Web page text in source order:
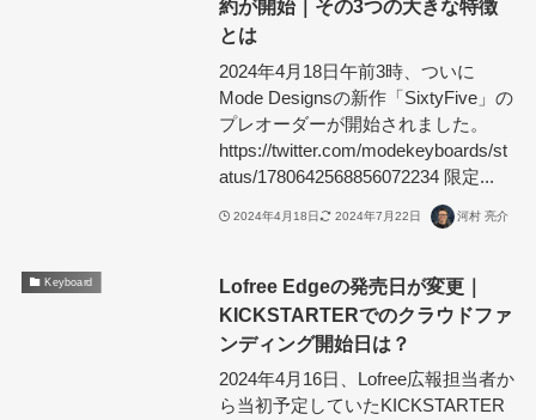
約が開始｜その3つの大きな特徴
とは
2024年4月18日午前3時、ついに
Mode Designsの新作「SixtyFive」の
プレオーダーが開始されました。
https://twitter.com/modekeyboards/st
atus/1780642568856072234 限定...
2024年4月18日 2024年7月22日 河村 亮介
Keyboard
Lofree Edgeの発売日が変更｜
KICKSTARTERでのクラウドファ
ンディング開始日は？
2024年4月16日、Lofree広報担当者か
ら当初予定していたKICKSTARTER